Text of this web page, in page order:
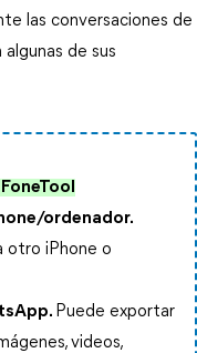
las conversaciones de
de sus
ordenador.
otro iPhone o
Puede exportar
videos,